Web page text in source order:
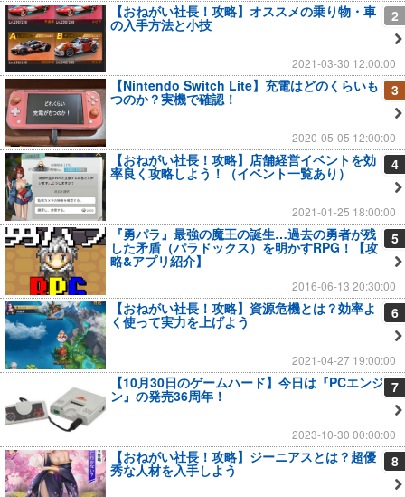
2
【おねがい社長！攻略】オススメの乗り物・車
の入手方法と小技
2021-03-30 12:00:00
3
【Nintendo Switch Lite】充電はどのくらいも
つのか？実機で確認！
2020-05-05 12:00:00
4
【おねがい社長！攻略】店舗経営イベントを効
率良く攻略しよう！（イベント一覧あり）
2021-01-25 18:00:00
5
『勇パラ』最強の魔王の誕生…過去の勇者が残
した矛盾（パラドックス）を明かすRPG！【攻
略&アプリ紹介】
2016-06-13 20:30:00
6
【おねがい社長！攻略】資源危機とは？効率よ
く使って実力を上げよう
2021-04-27 19:00:00
7
【10月30日のゲームハード】今日は『PCエンジ
ン』の発売36周年！
2023-10-30 00:00:00
8
【おねがい社長！攻略】ジーニアスとは？超優
秀な人材を入手しよう